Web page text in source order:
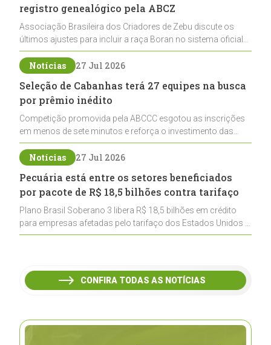
registro genealógico pela ABCZ
Associação Brasileira dos Criadores de Zebu discute os
últimos ajustes para incluir a raça Boran no sistema oficial
de registros, abrindo caminho para sua expansão na
pecuária nacional
Notícias 27 Jul 2026
Seleção de Cabanhas terá 27 equipes na busca
por prêmio inédito
Competição promovida pela ABCCC esgotou as inscrições
em menos de sete minutos e reforça o investimento das
cabanhas na seleção genética de Cavalos Crioulos voltados
ao laço
Notícias 27 Jul 2026
Pecuária está entre os setores beneficiados
por pacote de R$ 18,5 bilhões contra tarifaço
Plano Brasil Soberano 3 libera R$ 18,5 bilhões em crédito
para empresas afetadas pelo tarifaço dos Estados Unidos e
inclui a pecuária entre os setores estratégicos
CONFIRA TODAS AS NOTÍCIAS